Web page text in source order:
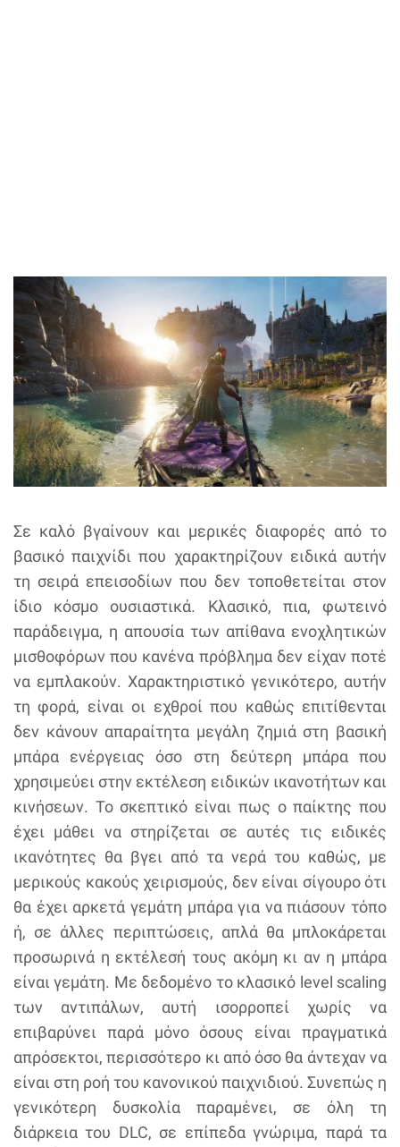
Σε καλό βγαίνουν και μερικές διαφορές από το
βασικό παιχνίδι που χαρακτηρίζουν ειδικά αυτήν
τη σειρά επεισοδίων που δεν τοποθετείται στον
ίδιο κόσμο ουσιαστικά. Κλασικό, πια, φωτεινό
παράδειγμα, η απουσία των απίθανα ενοχλητικών
μισθοφόρων που κανένα πρόβλημα δεν είχαν ποτέ
να εμπλακούν. Χαρακτηριστικό γενικότερο, αυτήν
τη φορά, είναι οι εχθροί που καθώς επιτίθενται
δεν κάνουν απαραίτητα μεγάλη ζημιά στη βασική
μπάρα ενέργειας όσο στη δεύτερη μπάρα που
χρησιμεύει στην εκτέλεση ειδικών ικανοτήτων και
κινήσεων. Το σκεπτικό είναι πως ο παίκτης που
έχει μάθει να στηρίζεται σε αυτές τις ειδικές
ικανότητες θα βγει από τα νερά του καθώς, με
μερικούς κακούς χειρισμούς, δεν είναι σίγουρο ότι
θα έχει αρκετά γεμάτη μπάρα για να πιάσουν τόπο
ή, σε άλλες περιπτώσεις, απλά θα μπλοκάρεται
προσωρινά η εκτέλεσή τους ακόμη κι αν η μπάρα
είναι γεμάτη. Με δεδομένο το κλασικό level scaling
των αντιπάλων, αυτή ισορροπεί χωρίς να
επιβαρύνει παρά μόνο όσους είναι πραγματικά
απρόσεκτοι, περισσότερο κι από όσο θα άντεχαν να
είναι στη ροή του κανονικού παιχνιδιού. Συνεπώς η
γενικότερη δυσκολία παραμένει, σε όλη τη
διάρκεια του DLC, σε επίπεδα γνώριμα, παρά τα